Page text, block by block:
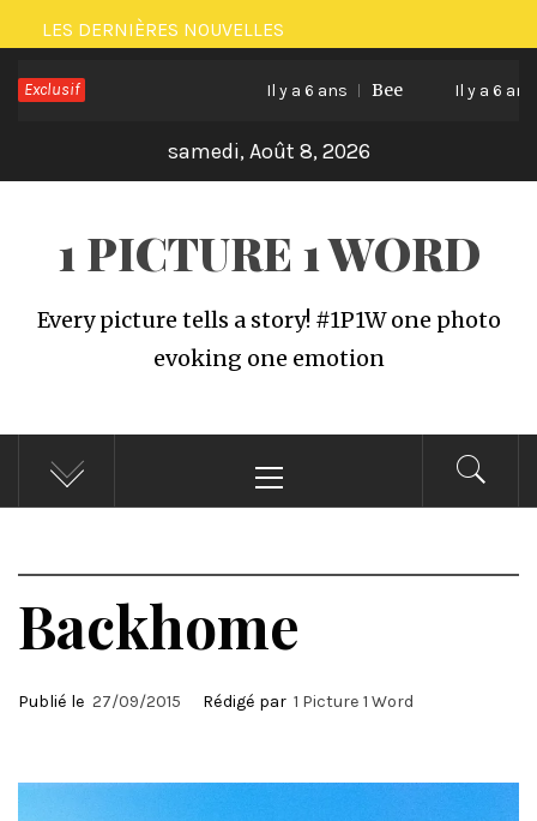
Passer
au
contenu
LES DERNIÈRES NOUVELLES
Exclusif Il y a 6 ans Bee Il y a 6 ans
samedi, Août 8, 2026
1 PICTURE 1 WORD
Every picture tells a story! #1P1W one photo
evoking one emotion
principal
Backhome
Publié le 27/09/2015 Rédigé par 1 Picture 1 Word